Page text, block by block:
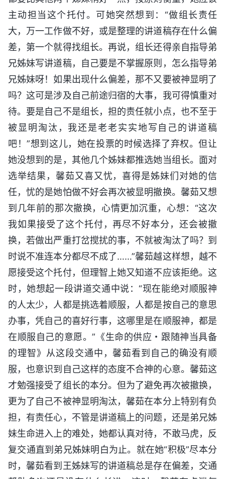
主动担当这个托付。可她突然想到：“做组长责任
大，万一工作做不好，或是整理的讲道稿存在什么偏
差，第一个就得找组长。再说，组长还得亲自指导弟
兄姊妹写讲道稿，自己要是不掌握原则，怎么指导弟
兄姊妹呀！如果出现什么偏差，那不又要被神显明了
吗？这可是涉及自己前途归宿的大事，我可得慎重对
待。要是自己不是组长，担的责任就小点，也不至于
被显明淘汰，我还是老老实实地写自己的讲道稿
吧！”想到这儿，她在投票的时候选择了弃权。但让
她没想到的是，其他几个姊妹都推选她当组长。面对
选举结果，馨茹又喜又忧，喜得是姊妹们对她的信
任，忧的是她怕做不好会再次被显明撤换。馨茹又想
到几年前的那次撤换，心情更加沉重，心想：“这次
我如果接受了这个托付，再尽不好本分，还会被撤
换，若做出严重打岔搅扰的事，不就被淘汰了吗？到
时说不准连本分都尽不成了……”馨茹越这样想，越不
愿接受这个托付，但理智上她又知道不应该拒绝。这
时，她想起一段讲道交通中说：“现在能绝对顺服神
的人太少，人都是挑选着顺服，人都是按自己的意思
办事，凭自己的喜好行事，这哪里是在顺服神，都是
在顺服自己的意愿。”《生命的供应・跟随神当具备
的理智》从这段交通中，馨茹看到自己的确没有顺
服，也意识到自己这样的态度不合神的心意。馨茹这
才勉强接受了组长的本分。但为了避免再次被撤换，
更为了自己不被神显明淘汰，馨茹在本分上特别有负
担，有责任心，不管是讲道稿上的问题，还是弟兄姊
妹生命进入上的难处，她都认真对待，不敢马虎，反
复交通直到弟兄姊妹明白为止。就在她“积极”尽本分
时，馨茹看到王姊妹写的讲道稿总是存在偏差，交通